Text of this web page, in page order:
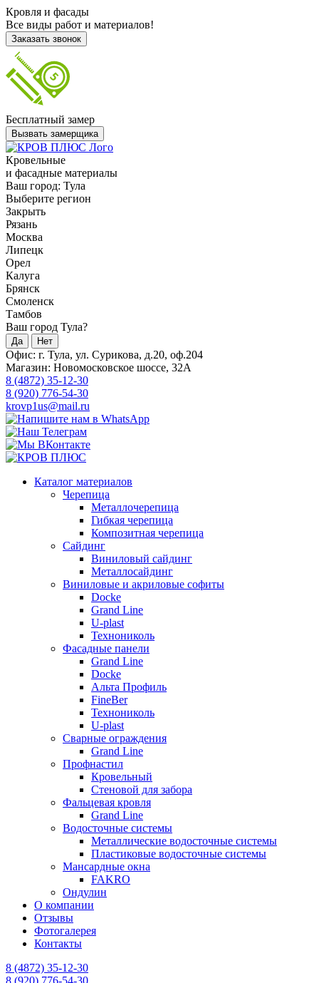
Кровля и фасады
Все виды работ и материалов!
Заказать звонок
Бесплатный замер
Вызвать замерщика
Кровельные
и фасадные материалы
Ваш город: Тула
Выберите регион
Закрыть
Рязань
Москва
Липецк
Орел
Калуга
Брянск
Смоленск
Тамбов
Ваш город Тула?
Да Нет
Офис: г. Тула, ул. Сурикова, д.20, оф.204
Магазин: Новомосковское шоссе, 32А
8 (4872) 35-12-30
8 (920) 776-54-30
krovp1us@mail.ru
Каталог материалов
Черепица
Металлочерепица
Гибкая черепица
Композитная черепица
Сайдинг
Виниловый сайдинг
Металлосайдинг
Виниловые и акриловые софиты
Docke
Grand Line
U-plast
Технониколь
Фасадные панели
Grand Line
Docke
Альта Профиль
FineBer
Технониколь
U-plast
Сварные ограждения
Grand Line
Профнастил
Кровельный
Стеновой для забора
Фальцевая кровля
Grand Line
Водосточные системы
Металлические водосточные системы
Пластиковые водосточные системы
Мансардные окна
FAKRO
Ондулин
О компании
Отзывы
Фотогалерея
Контакты
8 (4872) 35-12-30
8 (920) 776-54-30